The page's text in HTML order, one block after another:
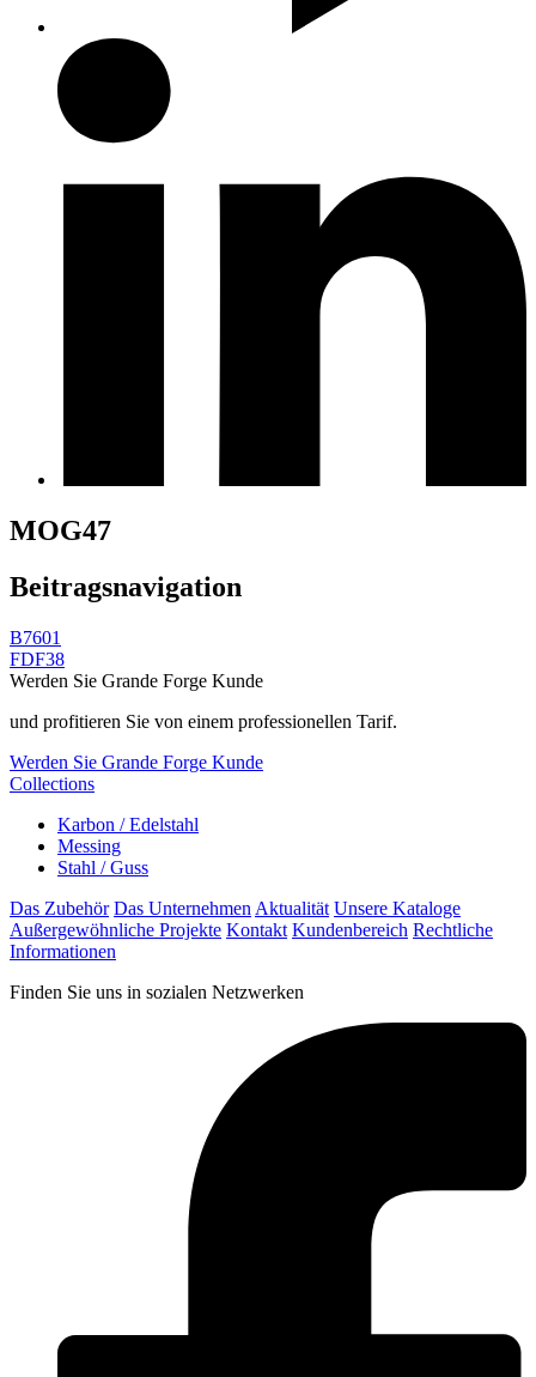
MOG47
Beitragsnavigation
B7601
FDF38
Werden Sie Grande Forge Kunde
und profitieren Sie von einem professionellen Tarif.
Werden Sie Grande Forge Kunde
Collections
Karbon / Edelstahl
Messing
Stahl / Guss
Das Zubehör Das Unternehmen Aktualität Unsere Kataloge
Außergewöhnliche Projekte Kontakt Kundenbereich Rechtliche
Informationen
Finden Sie uns in sozialen Netzwerken